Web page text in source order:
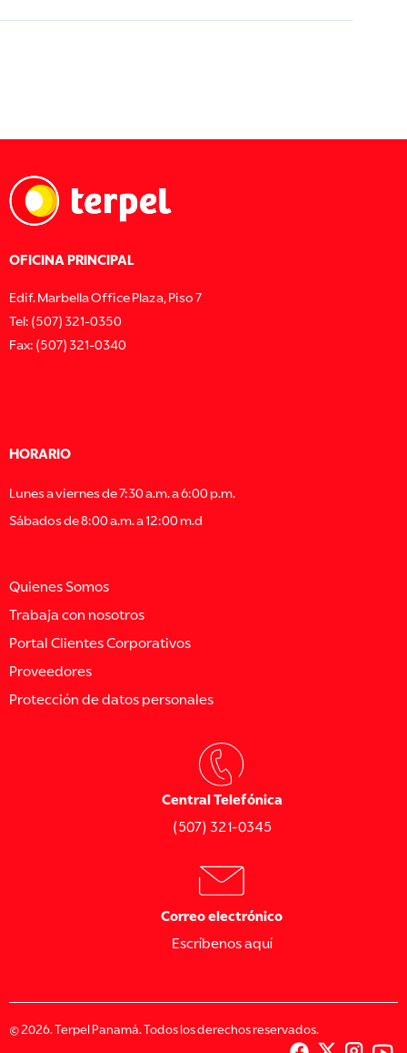
OFICINA PRINCIPAL
Edif. Marbella Office Plaza, Piso 7
Tel: (507) 321-0350
Fax: (507) 321-0340
HORARIO
Lunes a viernes de 7:30 a.m. a 6:00 p.m.
Sábados de 8:00 a.m. a 12:00 m.d
Quienes Somos
Trabaja con nosotros
Portal Clientes Corporativos
Proveedores
Protección de datos personales
Central Telefónica
(507) 321-0345
Correo electrónico
Escríbenos aquí
© 2026. Terpel Panamá. Todos los derechos reservados.